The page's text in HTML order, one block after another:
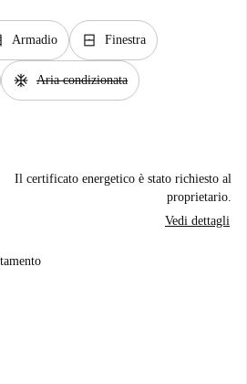
Armadio window_closed Finestra
ac_unit Aria condizionata
Il certificato energetico è stato richiesto al
proprietario.
Vedi dettagli